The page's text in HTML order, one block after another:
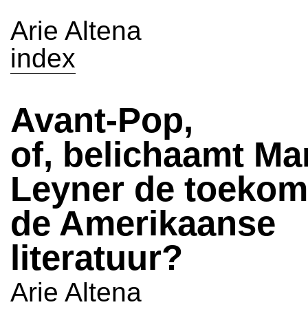
Arie Altena
index
Avant-Pop,
of, belichaamt
Leyner de
de Amerikaanse
literatuur?
Arie Altena